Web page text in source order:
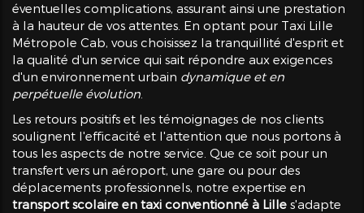
éventuelles complications, assurant ainsi une prestation
à la hauteur de vos attentes. En optant pour Taxi Lille
Métropole Cab, vous choisissez la tranquillité d'esprit et
la qualité d'un service qui sait répondre aux exigences
d'un environnement urbain dynamique et en
perpétuelle évolution
Les retours positifs et les témoignages de nos clients
soulignent l'efficacité et l'attention que nous portons à
tous les aspects de notre service. Que ce soit pour un
transfert vers un aéroport, une gare ou pour des
déplacements professionnels, notre expertise en
transport scolaire en taxi conventionné à Lille s'adapte